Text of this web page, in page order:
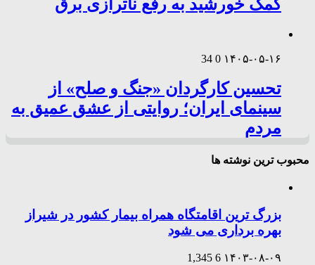
کمک خورشید به رفع ناترازی برق
۱۴۰۵-۰۵-۱۶ 0
34
تحسین کارگردان «جنگ و صلح» از
سینمای ایران؛ روایتی از عشق عمیق به
مردم
محبوب ترین نوشته ها
بزرگ ترین اقامتگاه همراه بیمار کشور در شیراز
بهره برداری می شود
۱۴۰۳-۰۸-۰۹ 6
1,345